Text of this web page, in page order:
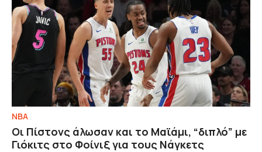
NBA
Οι Πίστονς άλωσαν και το Μαϊάμι, “διπλό” με
Γιόκιτς στο Φοίνιξ για τους Νάγκετς